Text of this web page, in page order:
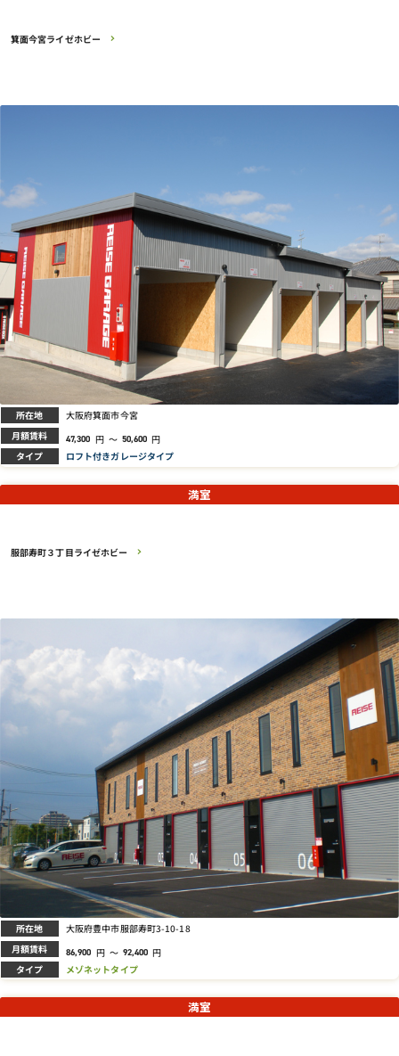
箕面今宮ライゼホビー
所在地 大阪府箕面市今宮
月額賃料 47,300 円 ～ 50,600 円
タイプ ロフト付きガレージタイプ
服部寿町３丁目ライゼホビー
満室
所在地 大阪府豊中市服部寿町3-10-18
月額賃料 86,900 円 ～ 92,400 円
タイプ メゾネットタイプ
満室